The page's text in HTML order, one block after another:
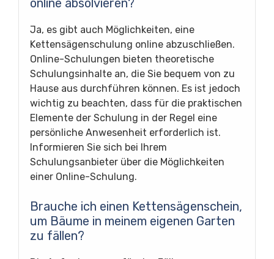
online absolvieren?
Ja, es gibt auch Möglichkeiten, eine
Kettensägenschulung online abzuschließen.
Online-Schulungen bieten theoretische
Schulungsinhalte an, die Sie bequem von zu
Hause aus durchführen können. Es ist jedoch
wichtig zu beachten, dass für die praktischen
Elemente der Schulung in der Regel eine
persönliche Anwesenheit erforderlich ist.
Informieren Sie sich bei Ihrem
Schulungsanbieter über die Möglichkeiten
einer Online-Schulung.
Brauche ich einen Kettensägenschein,
um Bäume in meinem eigenen Garten
zu fällen?